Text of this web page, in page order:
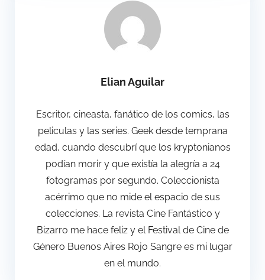
Elian Aguilar
Escritor, cineasta, fanático de los comics, las
peliculas y las series. Geek desde temprana
edad, cuando descubrí que los kryptonianos
podían morir y que existía la alegría a 24
fotogramas por segundo. Coleccionista
acérrimo que no mide el espacio de sus
colecciones. La revista Cine Fantástico y
Bizarro me hace feliz y el Festival de Cine de
Género Buenos Aires Rojo Sangre es mi lugar
en el mundo.